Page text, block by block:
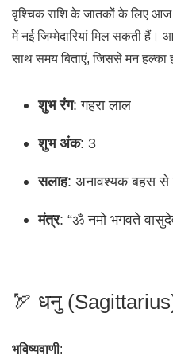
वृश्चिक राशि के जातकों के लिए आज
में नई जिम्मेदारियां मिल सकती हैं।
साथ समय बिताएं, जिससे मन हल्का
शुभ रंग: गहरा लाल
शुभ अंक: 3
सलाह: अनावश्यक बहस से
मंत्र: “ॐ नमो भगवते
🏹 धनु
भविष्यवाणी: